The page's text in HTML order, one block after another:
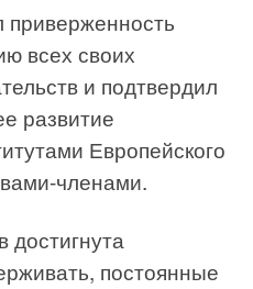
приверженность
всех своих
и подтвердил
развитие
Европейского
членами.
достигнута
постоянные